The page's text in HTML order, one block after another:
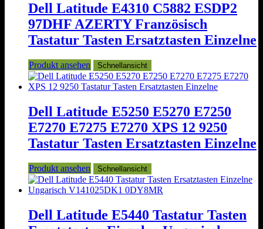
Dell Latitude E4310 C5882 ESDP2
97DHF AZERTY Französisch
Tastatur Tasten Ersatztasten Einzelne
Produkt ansehen Schnellansicht
Dell Latitude E5250 E5270 E7250
E7270 E7275 E7270 XPS 12 9250
Tastatur Tasten Ersatztasten Einzelne
Produkt ansehen Schnellansicht
Dell Latitude E5440 Tastatur Tasten